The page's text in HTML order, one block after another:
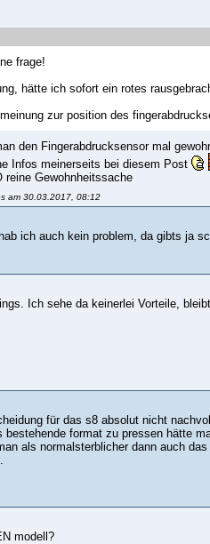
frage!
hätte ich sofort ein rotes
zur position des
den Fingerabdrucksensor mal
Infos meinerseits bei diesem Post
reine Gewohnheitssache
am 30.03.2017, 08:12
ich auch kein problem, da gibts ja
Ich sehe da keinerlei Vorteile,
für das s8 absolut nicht
bestehende format zu pressen hätte
als normalsterblicher dann auch
modell?